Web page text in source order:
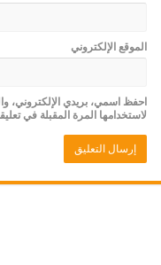
الموقع الإلكتروني
احفظ اسمي، بريدي الإلكتروني،
لاستخدامها المرة المقبلة في